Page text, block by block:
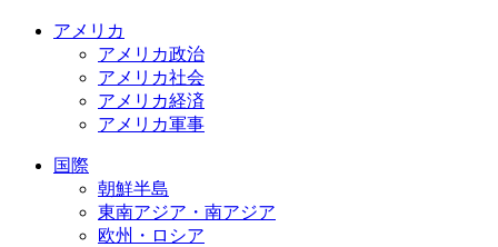
アメリカ
アメリカ政治
アメリカ社会
アメリカ経済
アメリカ軍事
国際
朝鮮半島
東南アジア・南アジア
欧州・ロシア